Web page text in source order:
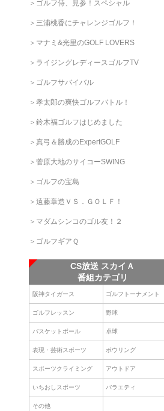
＞ゴルフ侍、見参！スペシャル
＞三浦桃香にチャレンジゴルフ！
＞マナミ&光里のGOLF LOVERS
＞ライジングレディースゴルフTV
＞ゴルフサバイバル
＞孝太郎の爽快ゴルフバトル！
＞鈴木福ゴルフはじめました
＞真弓＆勝成のExpertGOLF
＞菅原大地のサイコーSWING
＞ゴルフの宝島
＞遠藤章造ＶＳ．ＧＯＬＦ！
＞マダムシンコのゴル友！２
＞ゴルフギアＱ
CS放送 スカイＡ
番組カテゴリ
阪神タイガース ゴルフトーナメント
ゴルフレッスン 野球
バスケットボール 卓球
表現・芸術スポーツ ボウリング
スポーツクライミング アウトドア
いちおしスポーツ バラエティ
その他